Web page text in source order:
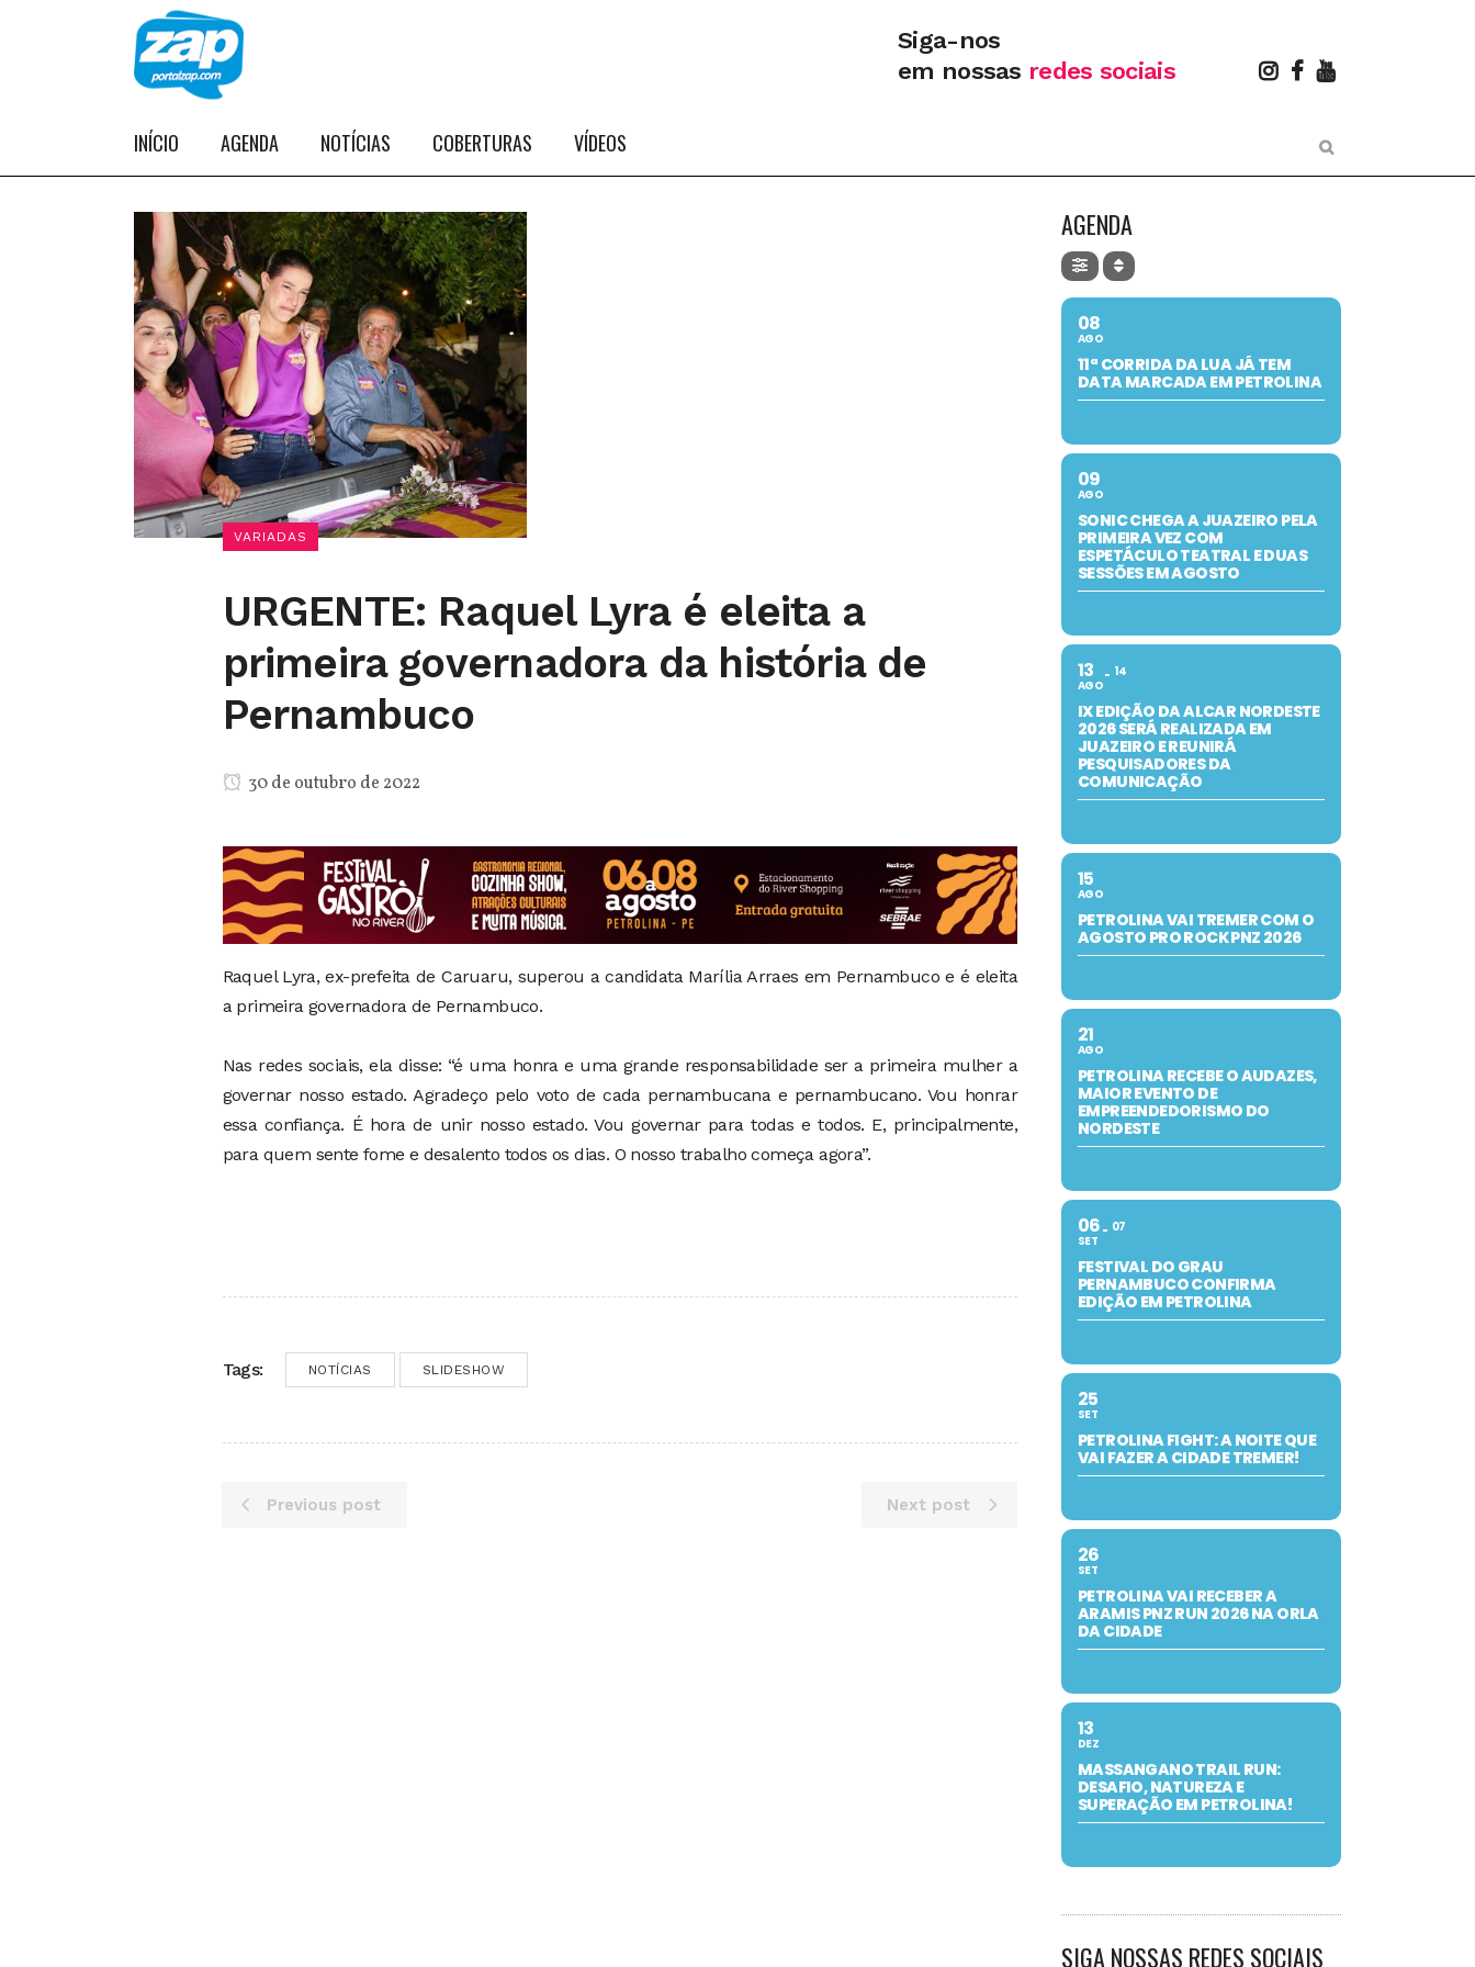
Siga-nos
em nossas redes sociais
INÍCIO AGENDA NOTÍCIAS COBERTURAS VÍDEOS
VARIADAS
URGENTE: Raquel Lyra é eleita a
primeira governadora da história de
Pernambuco
30 de outubro de 2022
Raquel Lyra, ex-prefeita de Caruaru, superou a candidata Marília Arraes em Pernambuco e é eleita
a primeira governadora de Pernambuco.
Nas redes sociais, ela disse: “é uma honra e uma grande responsabilidade ser a primeira mulher a
governar nosso estado. Agradeço pelo voto de cada pernambucana e pernambucano. Vou honrar
essa confiança. É hora de unir nosso estado. Vou governar para todas e todos. E, principalmente,
para quem sente fome e desalento todos os dias. O nosso trabalho começa agora”.
Tags: NOTÍCIAS SLIDESHOW
Previous post Next post
AGENDA
08
AGO
11ª CORRIDA DA LUA JÁ TEM
DATA MARCADA EM PETROLINA
09
AGO
SONIC CHEGA A JUAZEIRO PELA
PRIMEIRA VEZ COM
ESPETÁCULO TEATRAL E DUAS
SESSÕES EM AGOSTO
13
AGO
14
IX EDIÇÃO DA ALCAR NORDESTE
2026 SERÁ REALIZADA EM
JUAZEIRO E REUNIRÁ
PESQUISADORES DA
COMUNICAÇÃO
15
AGO
PETROLINA VAI TREMER COM O
AGOSTO PRO ROCK PNZ 2026
21
AGO
PETROLINA RECEBE O AUDAZES,
MAIOR EVENTO DE
EMPREENDEDORISMO DO
NORDESTE
06
SET
07
FESTIVAL DO GRAU
PERNAMBUCO CONFIRMA
EDIÇÃO EM PETROLINA
25
SET
PETROLINA FIGHT: A NOITE QUE
VAI FAZER A CIDADE TREMER!
26
SET
PETROLINA VAI RECEBER A
ARAMIS PNZ RUN 2026 NA ORLA
DA CIDADE
13
DEZ
MASSANGANO TRAIL RUN:
DESAFIO, NATUREZA E
SUPERAÇÃO EM PETROLINA!
SIGA NOSSAS REDES SOCIAIS